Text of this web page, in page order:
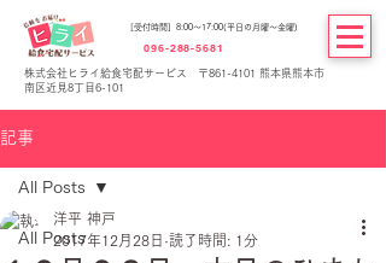
[受付時間] 8:00～17:00(平日の月曜～金曜)
096-288-5681
株式会社ヒライ給食宅配サービス 〒861-4101 熊本県熊本市
南区近見8丁目6-101
記事
All Posts
All Posts
洋平 神戸
2017年12月28日 読了時間: 1分